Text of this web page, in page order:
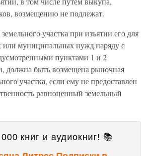
возмещению не подлежат.
участка при изъятии его для
или муниципальных нужд наряду с
пунктами 1 и 2
должна быть возмещена рыночная
участка, если ему не предоставлен
равноценный земельный
книг и аудиокниг! 📚